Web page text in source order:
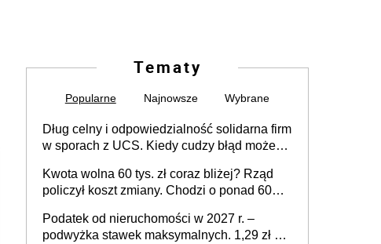
Tematy
Popularne Najnowsze Wybrane
Dług celny i odpowiedzialność solidarna firm
w sporach z UCS. Kiedy cudzy błąd może
Kwota wolna 60 tys. zł coraz bliżej? Rząd
policzył koszt zmiany. Chodzi o ponad 60
Podatek od nieruchomości w 2027 r. –
podwyżka stawek maksymalnych. 1,29 zł za